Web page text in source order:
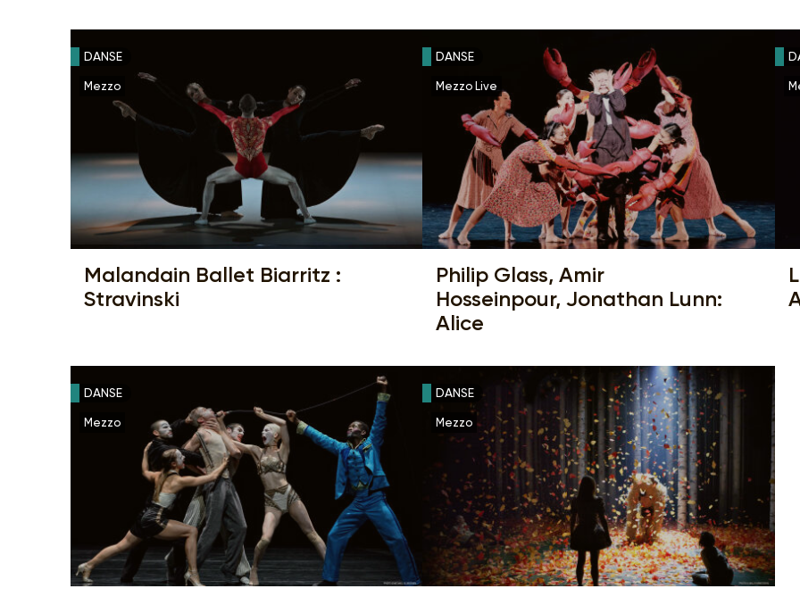
DANSE
Mezzo
Malandain Ballet Biarritz :
Stravinski
DANSE
Mezzo Live
Philip Glass, Amir
Hosseinpour, Jonathan Lunn:
Alice
DANSE
Mezzo
DANSE
Mezzo